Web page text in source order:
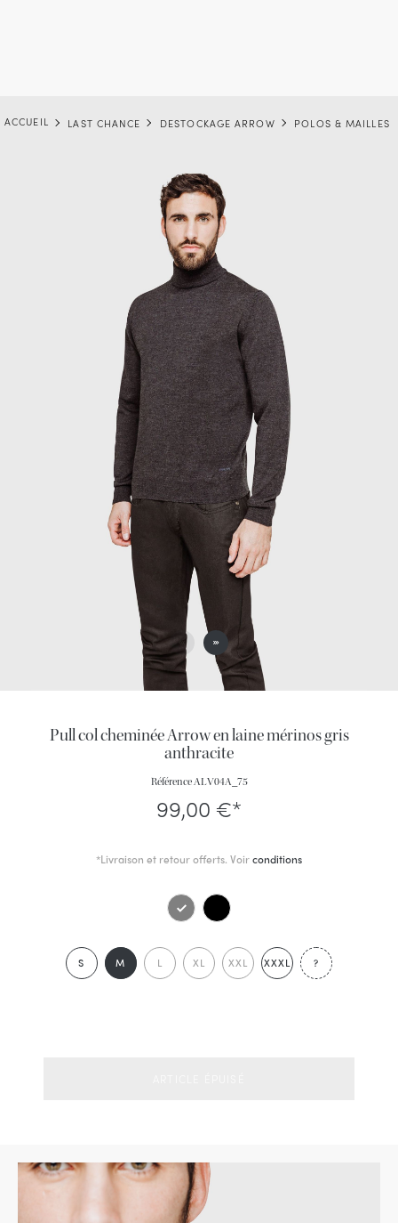
ACCUEIL LAST CHANCE DESTOCKAGE ARROW POLOS & MAILLES
Pull col cheminée Arrow en laine mérinos gris
anthracite
RéférenceALV04A_75
99,00 €*
*Livraison et retour offerts. Voirconditions
S M L XL XXL XXXL ?